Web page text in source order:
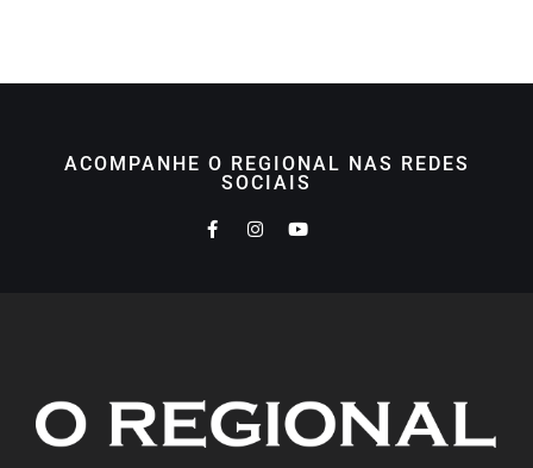
ACOMPANHE O REGIONAL NAS REDES
SOCIAIS